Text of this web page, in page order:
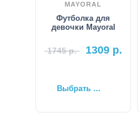
MAYORAL
Футболка для
девочки Mayoral
1745р. 1309 р.
Выбрать ...